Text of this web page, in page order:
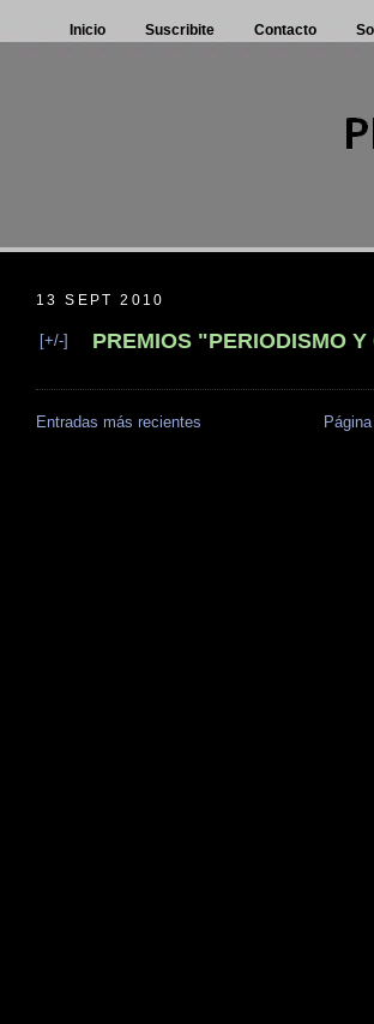
Inicio Suscribite Contacto
13 SEPT 2010
[+/-] PREMIOS "PERIODISMO
Entradas más recientes